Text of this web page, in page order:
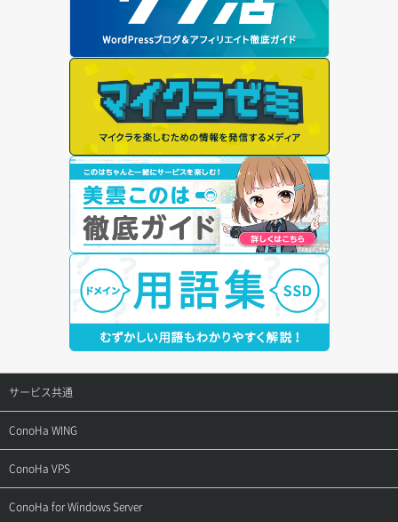
サービス共通
サポートトップ
ご契約・お支払い
ConoHa WING
サポートトップ
ご利用ガイド
ConoHa VPS
サポートトップ
ConoHa for Windows Server